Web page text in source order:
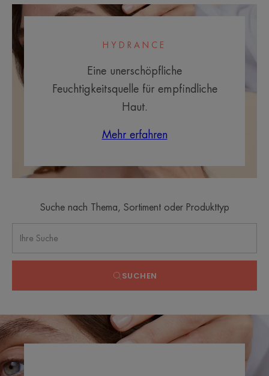
HYDRANCE
Eine unerschöpfliche
Feuchtigkeitsquelle für empfindliche
Haut.
Mehr erfahren
Suche nach Thema, Sortiment oder Produkttyp
SUCHEN